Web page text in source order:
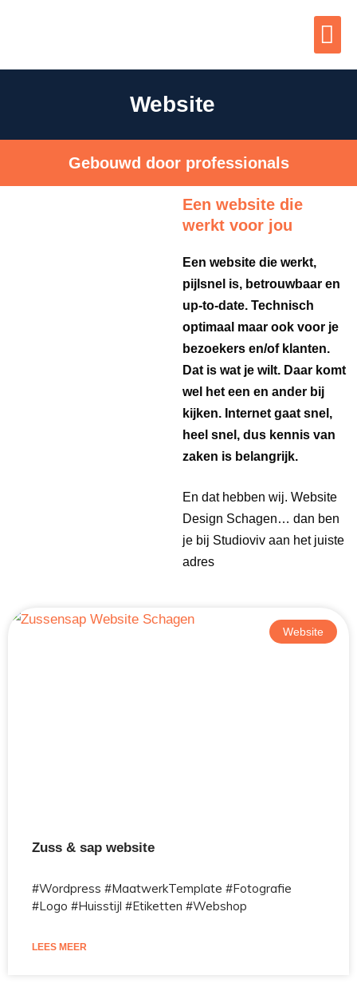
Website
Gebouwd door professionals
Een website die
werkt voor jou
Een website die werkt,
pijlsnel is, betrouwbaar en
up-to-date. Technisch
optimaal maar ook voor je
bezoekers en/of klanten.
Dat is wat je wilt. Daar komt
wel het een en ander bij
kijken. Internet gaat snel,
heel snel, dus kennis van
zaken is belangrijk.
En dat hebben wij. Website
Design Schagen… dan ben
je bij Studioviv aan het juiste
adres
Website
Zuss & sap website
#Wordpress #MaatwerkTemplate #Fotografie
#Logo #Huisstijl #Etiketten #Webshop
LEES MEER